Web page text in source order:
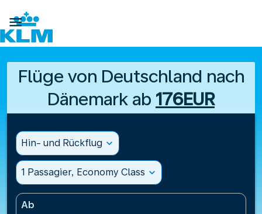

Flüge von Deutschland nach
Dänemark ab 176EUR
Hin- und Rückflug expand_more
1 Passagier, Economy Class expand_more
Ab